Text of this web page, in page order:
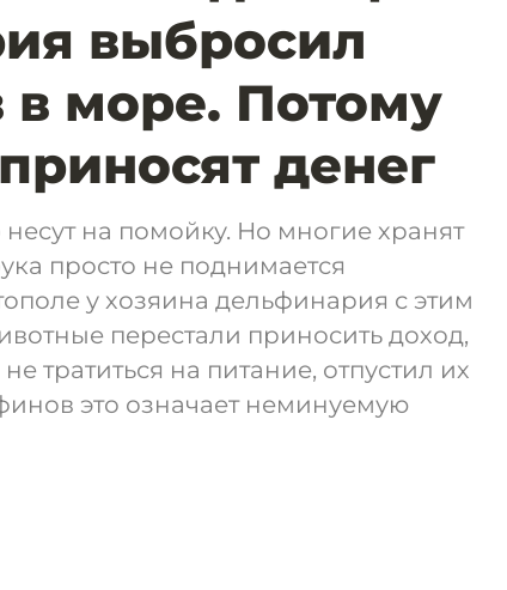
выбросил
море. Потому
денег
на помойку. Но многие хранят
просто не поднимается
у хозяина дельфинария с этим
перестали приносить доход,
тратиться на питание, отпустил их
это означает неминуемую